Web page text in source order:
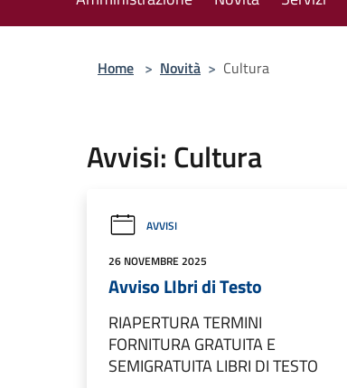
Home > Novità > Cultura
Avvisi: Cultura
AVVISI
26 NOVEMBRE 2025
Avviso LIbri di Testo
RIAPERTURA TERMINI
FORNITURA GRATUITA E
SEMIGRATUITA LIBRI DI TESTO